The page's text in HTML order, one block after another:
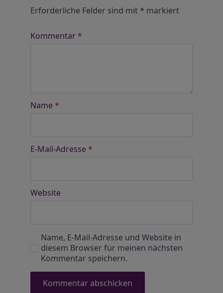
Erforderliche Felder sind mit* markiert
Kommentar*
Name *
E-Mail-Adresse *
Website
Name, E-Mail-Adresse und Website in
diesem Browser für meinen nächsten
Kommentar speichern.